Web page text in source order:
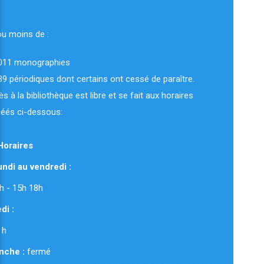
moins de :
monographies
périodiques dont certains ont cessé de paraître.
à la bibliothèque est libre et se fait aux horaires
ci-dessous:
au vendredi :
12h - 15h 18h
:
: fermé